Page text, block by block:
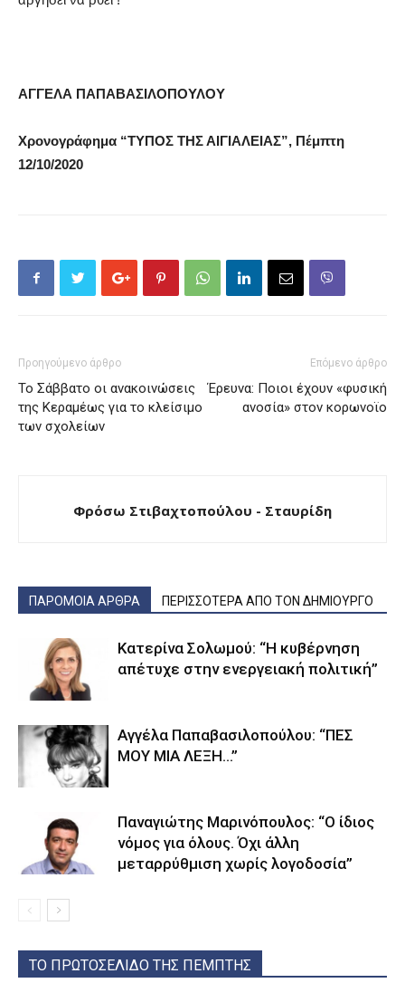
ΑΓΓΕΛΑ ΠΑΠΑΒΑΣΙΛΟΠΟΥΛΟΥ
Χρονογράφημα “ΤΥΠΟΣ ΤΗΣ ΑΙΓΙΑΛΕΙΑΣ”, Πέμπτη
12/10/2020
Προηγούμενο άρθρο
Το Σάββατο οι ανακοινώσεις
της Κεραμέως για το κλείσιμο
των σχολείων
Επόμενο άρθρο
Έρευνα: Ποιοι έχουν «φυσική
ανοσία» στον κορωνοϊο
Φρόσω Στιβαχτοπούλου - Σταυρίδη
ΠΑΡΟΜΟΙΑ ΑΡΘΡΑ ΠΕΡΙΣΣΟΤΕΡΑ ΑΠΟ ΤΟΝ ΔΗΜΙΟΥΡΓΟ
Κατερίνα Σολωμού: “Η κυβέρνηση
απέτυχε στην ενεργειακή πολιτική”
Αγγέλα Παπαβασιλοπούλου: “ΠΕΣ
ΜΟΥ ΜΙΑ ΛΕΞΗ…”
Παναγιώτης Μαρινόπουλος: “Ο ίδιος
νόμος για όλους. Όχι άλλη
μεταρρύθμιση χωρίς λογοδοσία”
ΤΟ ΠΡΩΤΟΣΕΛΙΔΟ ΤΗΣ ΠΕΜΠΤΗΣ